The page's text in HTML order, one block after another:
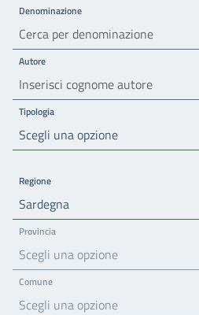
Denominazione
Autore
Tipologia
Scegli una opzione
Regione
Sardegna
Provincia
Scegli una opzione
Comune
Scegli una opzione